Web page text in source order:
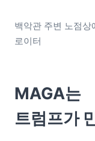
백악관 주변 노점상
로이터
MAGA는
트럼프가